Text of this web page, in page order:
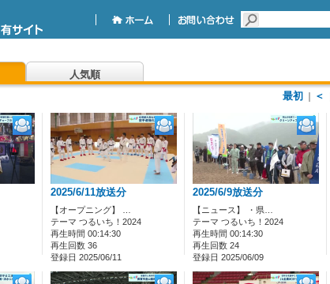
人気順
最初
＜
2025/6/11放送分
【オープニング】 …
テーマ つるいち！2024
再生時間 00:14:30
再生回数 36
登録日 2025/06/11
2025/6/9放送分
【ニュース】 ・県…
テーマ つるいち！2024
再生時間 00:14:30
再生回数 24
登録日 2025/06/09